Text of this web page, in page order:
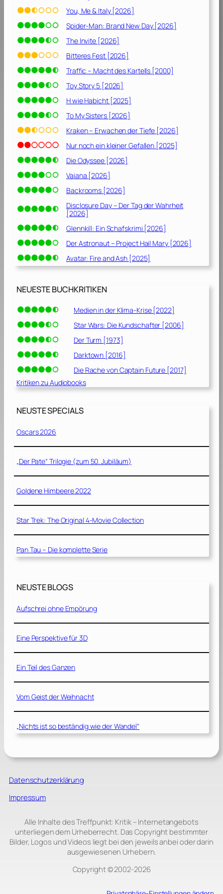
0
2
e
i
n
i
g
e
n
M
n
s
t
r
[
2
0
0
2
]
You, Me & Italy [2026]
Spider-Man: Brand New Day [2026]
The Invite [2026]
Bitteres Fest [2026]
Traffic – Macht des Kartells [2000]
Toy Story 5 [2026]
H wie Habicht [2025]
To My Sisters [2026]
Kraken – Erwachen der Tiefe [2026]
Nur noch ein kleiner Gefallen [2025]
Die Odyssee [2026]
Vaiana [2026]
Backrooms [2026]
Disclosure Day – Der Tag der Wahrheit
[2026]
Glennkill: Ein Schafskrimi [2026]
Der Astronaut – Project Hail Mary [2026]
Avatar: Fire and Ash [2025]
NEUESTE BUCHKRITIKEN
Medien in der Klima-Krise [2022]
Star Wars: Die Kundschafter [2006]
Der Turm [1973]
Darktown [2016]
Die Rache von Captain Future [2017]
Kritiken zu Audiobooks
NEUSTE SPECIALS
Oscars 2026
„Der Pate“ Trilogie (zum 50. Jubiläum)
Goldene Himbeere 2022
Star Trek: The Original 4-Movie Collection
Pan Tau – Die komplette Serie
NEUSTE BLOGS
Aufschrei ohne Empörung
Eine Perspektive für 3D
Ein Teil des Ganzen
Vom Geist der Weihnacht
„Nichts ist so beständig wie der Wandel“
Datenschutzerklärung
Impressum
Alle Inhalte des Treffpunkt: Kritik – Internetangebots
unterliegen dem Urheberrecht. Das Copyright bestimmter
Bilder, Logos und Videos liegt bei den jeweils anbei oder darin
ausgewiesenen Urhebern.
Copyright © 2002‑2026